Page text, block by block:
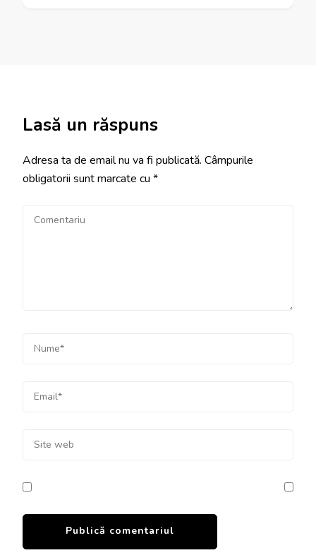
Lasă un răspuns
Adresa ta de email nu va fi publicată. Câmpurile
obligatorii sunt marcate cu *